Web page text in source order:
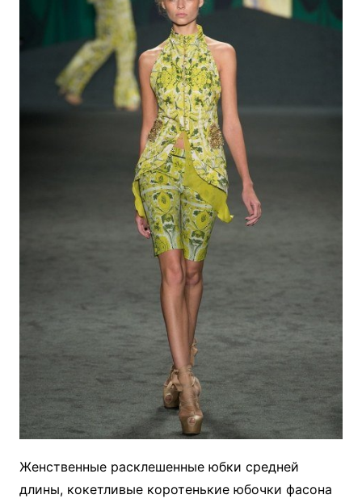
Женственные расклешенные юбки средней
длины, кокетливые коротенькие юбочки фасона